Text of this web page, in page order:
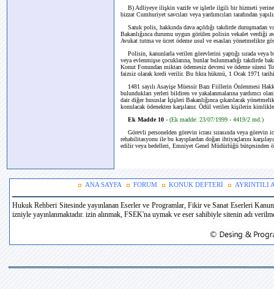
B) Adliyeye ilişkin vazife ve işlerle ilgili bir hizmeti yerine
bizzat Cumhuriyet savcıları veya yardımcıları tarafından
Sanık polis, hakkında dava açıldığı takdirde duruşmadan
Bakanlığınca durumu uygun görülen polisin vekalet verdiği
Avukat tutma ve ücret ödeme usul ve esasları yönetmelikte
Polisin, kanunlarla verilen görevlerini yaptığı sırada veya
veya evlenmişse çocuklarına, bunlar bulunmadığı takdirde
Konut Fonundan miktarı ödemesiz devresi ve ödeme süresi
faizsiz olarak kredi verilir. Bu fıkra hükmü, 1 Ocak 1971
1481 sayılı Asayişe Müessir Bazı Fiillerin Önlenmesi
bulundukları yerleri bildiren ve yakalanmalarına yardımcı
dair diğer hususlar İçişleri Bakanlığınca çıkarılacak
konulacak ödenekten karşılanır. Ödül verilen kişilerin
Ek Madde 10 - (Ek madde: 23/07/1999 - 4419/2 md.)
Görevli personelden görevin icrası sırasında veya görevin
rehabilitasyonu ile bu kayıplardan doğan ihtiyaçlarını
edilir veya bedelleri, Emniyet Genel Müdürlüğü bütçesinden
ANA SAYFA FORUM KONUK DEFTERİ AYRINTILI
Hukuk Rehberi Sitesinde yayınlanan Eserler ve Programlar, Fikir ve Sanat Eserleri
izniyle yayınlanmaktadır. izin alınmak, FSEK'na uymak ve eser sahibiyle sitenin adı